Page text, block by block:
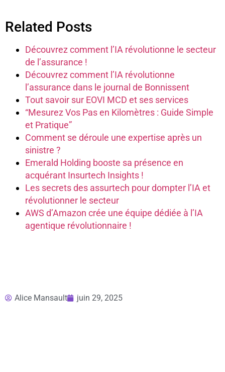
Related Posts
Découvrez comment l’IA révolutionne le secteur
de l’assurance !
Découvrez comment l’IA révolutionne
l’assurance dans le journal de Bonnissent
Tout savoir sur EOVI MCD et ses services
“Mesurez Vos Pas en Kilomètres : Guide Simple
et Pratique”
Comment se déroule une expertise après un
sinistre ?
Emerald Holding booste sa présence en
acquérant Insurtech Insights !
Les secrets des assurtech pour dompter l’IA et
révolutionner le secteur
AWS d’Amazon crée une équipe dédiée à l’IA
agentique révolutionnaire !
Alice Mansault juin 29, 2025